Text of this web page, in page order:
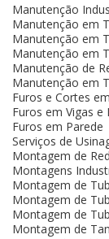
Manutenção
Manutenção em
Manutenção em
Manutenção em
Manutenção de
Manutenção em
Furos e Cortes
Furos em Vigas e
Furos em Parede
Serviços de
Montagem de
Montagens
Montagem de
Montagem de
Montagem de
Montagem de